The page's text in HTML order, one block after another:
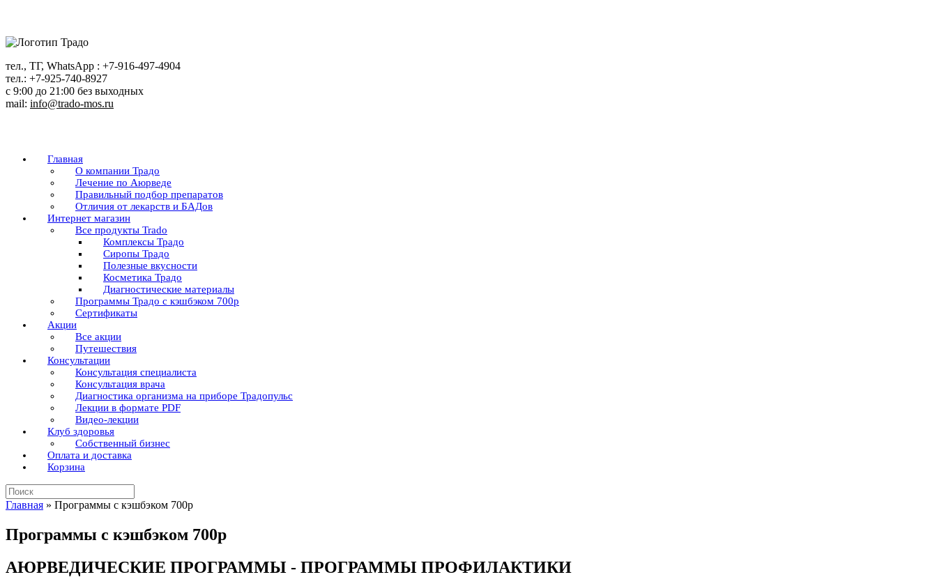
содержанию
тел., ТГ, WhatsApp : +7-916-497-4904
тел.: +7-925-740-8927
с 9:00 до 21:00 без выходных
mail: info@trado-mos.ru
Главная
О компании Традо
Лечение по Аюрведе
Правильный подбор препаратов
Отличия от лекарств и БАДов
Интернет магазин
Все продукты Trado
Комплексы Традо
Сиропы Традо
Полезные вкусности
Косметика Традо
Диагностические материалы
Программы Традо с кэшбэком 700р
Сертификаты
Акции
Все акции
Путешествия
Консультации
Консультация специалиста
Консультация врача
Диагностика организма на приборе Традопульс
Лекции в формате PDF
Видео-лекции
Клуб здоровья
Собственный бизнес
Оплата и доставка
Корзина
Поиск
по:
Главная » Программы с кэшбэком 700р
Программы с кэшбэком 700р
АЮРВЕДИЧЕСКИЕ ПРОГРАММЫ - ПРОГРАММЫ ПРОФИЛАКТИКИ